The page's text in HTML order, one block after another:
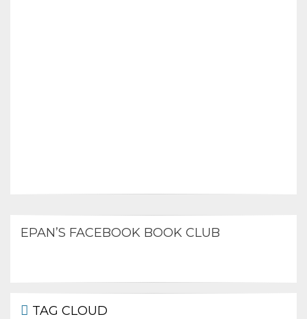
EPAN’S FACEBOOK BOOK CLUB
TAG CLOUD